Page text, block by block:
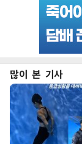
많이 본 기사